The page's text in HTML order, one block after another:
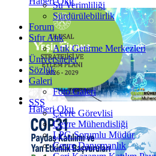
Haberi Oku
Su Verimliliği
Sürdürülebilirlik
Forum
Sıfır Atık
Atık Getirme Merkezleri
Üniversiteler
Sözlük
Galeri
Foto Galeri
SSS
Çevre Görevlisi
Çevre Mühendisliği
LPG Sorumlu Müdür
Çevre Danışmanlık